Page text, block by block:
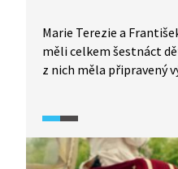
Marie Terezie a
měli celkem šestnáct
z nich měla připravený
zasnubuj" kladla nad
dynastie.